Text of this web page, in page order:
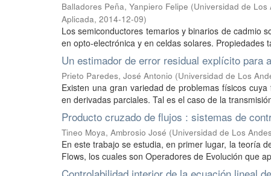
Balladores Peña, Yanpiero Felipe (Universidad de
Aplicada, 2014-12-09)
Los semiconductores temarios y binarios de cadmio
en opto-electrónica y en celdas solares. Propiedades
Un estimador de error residual explícito para
Prieto Paredes, José Antonio (Universidad de Los
Existen una gran variedad de problemas físicos
en derivadas parciales. Tal es el caso de la
Producto cruzado de flujos : sistemas de
Tineo Moya, Ambrosio José (Universidad de Los
En este trabajo se estudia, en primer lugar, la teoría
Flows, los cuales son Operadores de Evolución que